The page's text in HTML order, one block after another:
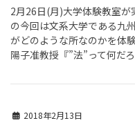
2月26日(月)大学体験教室
の今回は文系大学である九
がどのような所なのかを体
陽子准教授『”法”って何だ
2018年2月13日